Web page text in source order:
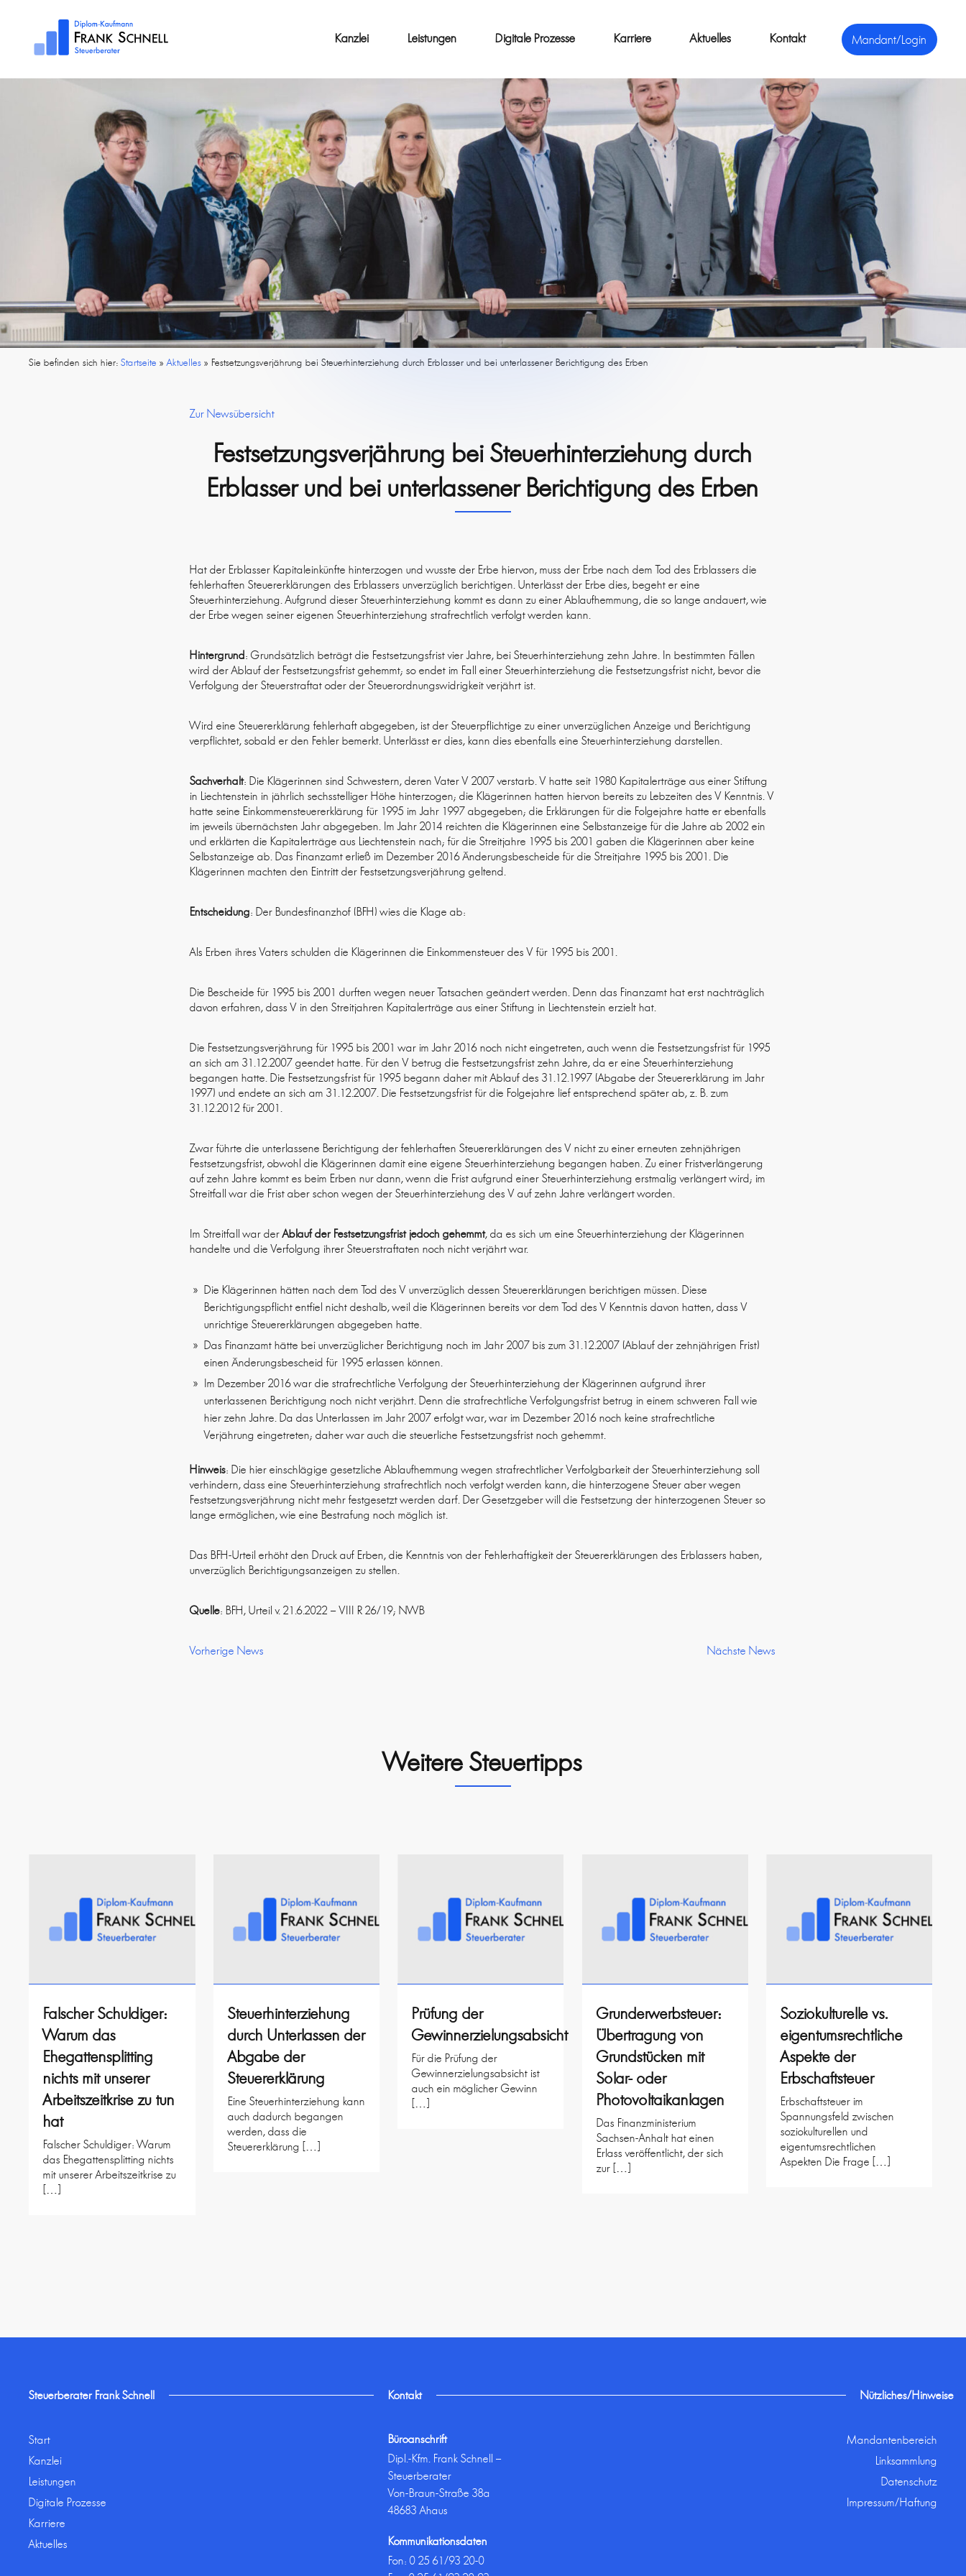
Mandant/Login
Kanzlei Leistungen Digitale Prozesse Karriere Aktuelles Kontakt
Sie befinden sich hier:Startseite »Aktuelles »Festsetzungsverjährung bei Steuerhinterziehung durch Erblasser und bei unterlassener Berichtigung des Erben
Zur Newsübersicht
Festsetzungsverjährung bei Steuerhinterziehung durch
Erblasser und bei unterlassener Berichtigung des Erben
Hat der Erblasser Kapitaleinkünfte hinterzogen und wusste der Erbe hiervon, muss der Erbe nach dem Tod des Erblassers die
fehlerhaften Steuererklärungen des Erblassers unverzüglich berichtigen. Unterlässt der Erbe dies, begeht er eine
Steuerhinterziehung. Aufgrund dieser Steuerhinterziehung kommt es dann zu einer Ablaufhemmung, die so lange andauert, wie
der Erbe wegen seiner eigenen Steuerhinterziehung strafrechtlich verfolgt werden kann.
Hintergrund: Grundsätzlich beträgt die Festsetzungsfrist vier Jahre, bei Steuerhinterziehung zehn Jahre. In bestimmten Fällen
wird der Ablauf der Festsetzungsfrist gehemmt; so endet im Fall einer Steuerhinterziehung die Festsetzungsfrist nicht, bevor die
Verfolgung der Steuerstraftat oder der Steuerordnungswidrigkeit verjährt ist.
Wird eine Steuererklärung fehlerhaft abgegeben, ist der Steuerpflichtige zu einer unverzüglichen Anzeige und Berichtigung
verpflichtet, sobald er den Fehler bemerkt. Unterlässt er dies, kann dies ebenfalls eine Steuerhinterziehung darstellen.
Sachverhalt: Die Klägerinnen sind Schwestern, deren Vater V 2007 verstarb. V hatte seit 1980 Kapitalerträge aus einer Stiftung
in Liechtenstein in jährlich sechsstelliger Höhe hinterzogen; die Klägerinnen hatten hiervon bereits zu Lebzeiten des V Kenntnis. V
hatte seine Einkommensteuererklärung für 1995 im Jahr 1997 abgegeben; die Erklärungen für die Folgejahre hatte er ebenfalls
im jeweils übernächsten Jahr abgegeben. Im Jahr 2014 reichten die Klägerinnen eine Selbstanzeige für die Jahre ab 2002 ein
und erklärten die Kapitalerträge aus Liechtenstein nach; für die Streitjahre 1995 bis 2001 gaben die Klägerinnen aber keine
Selbstanzeige ab. Das Finanzamt erließ im Dezember 2016 Änderungsbescheide für die Streitjahre 1995 bis 2001. Die
Klägerinnen machten den Eintritt der Festsetzungsverjährung geltend.
Entscheidung: Der Bundesfinanzhof (BFH) wies die Klage ab:
Als Erben ihres Vaters schulden die Klägerinnen die Einkommensteuer des V für 1995 bis 2001.
Die Bescheide für 1995 bis 2001 durften wegen neuer Tatsachen geändert werden. Denn das Finanzamt hat erst nachträglich
davon erfahren, dass V in den Streitjahren Kapitalerträge aus einer Stiftung in Liechtenstein erzielt hat.
Die Festsetzungsverjährung für 1995 bis 2001 war im Jahr 2016 noch nicht eingetreten, auch wenn die Festsetzungsfrist für 1995
an sich am 31.12.2007 geendet hatte. Für den V betrug die Festsetzungsfrist zehn Jahre, da er eine Steuerhinterziehung
begangen hatte. Die Festsetzungsfrist für 1995 begann daher mit Ablauf des 31.12.1997 (Abgabe der Steuererklärung im Jahr
1997) und endete an sich am 31.12.2007. Die Festsetzungsfrist für die Folgejahre lief entsprechend später ab, z. B. zum
31.12.2012 für 2001.
Zwar führte die unterlassene Berichtigung der fehlerhaften Steuererklärungen des V nicht zu einer erneuten zehnjährigen
Festsetzungsfrist, obwohl die Klägerinnen damit eine eigene Steuerhinterziehung begangen haben. Zu einer Fristverlängerung
auf zehn Jahre kommt es beim Erben nur dann, wenn die Frist aufgrund einer Steuerhinterziehung erstmalig verlängert wird; im
Streitfall war die Frist aber schon wegen der Steuerhinterziehung des V auf zehn Jahre verlängert worden.
Im Streitfall war derAblauf der Festsetzungsfrist jedoch gehemmt, da es sich um eine Steuerhinterziehung der Klägerinnen
handelte und die Verfolgung ihrer Steuerstraftaten noch nicht verjährt war.
Die Klägerinnen hätten nach dem Tod des V unverzüglich dessen Steuererklärungen berichtigen müssen. Diese
Berichtigungspflicht entfiel nicht deshalb, weil die Klägerinnen bereits vor dem Tod des V Kenntnis davon hatten, dass V
unrichtige Steuererklärungen abgegeben hatte.
Das Finanzamt hätte bei unverzüglicher Berichtigung noch im Jahr 2007 bis zum 31.12.2007 (Ablauf der zehnjährigen Frist)
einen Änderungsbescheid für 1995 erlassen können.
Im Dezember 2016 war die strafrechtliche Verfolgung der Steuerhinterziehung der Klägerinnen aufgrund ihrer
unterlassenen Berichtigung noch nicht verjährt. Denn die strafrechtliche Verfolgungsfrist betrug in einem schweren Fall wie
hier zehn Jahre. Da das Unterlassen im Jahr 2007 erfolgt war, war im Dezember 2016 noch keine strafrechtliche
Verjährung eingetreten; daher war auch die steuerliche Festsetzungsfrist noch gehemmt.
Hinweis: Die hier einschlägige gesetzliche Ablaufhemmung wegen strafrechtlicher Verfolgbarkeit der Steuerhinterziehung soll
verhindern, dass eine Steuerhinterziehung strafrechtlich noch verfolgt werden kann, die hinterzogene Steuer aber wegen
Festsetzungsverjährung nicht mehr festgesetzt werden darf. Der Gesetzgeber will die Festsetzung der hinterzogenen Steuer so
lange ermöglichen, wie eine Bestrafung noch möglich ist.
Das BFH-Urteil erhöht den Druck auf Erben, die Kenntnis von der Fehlerhaftigkeit der Steuererklärungen des Erblassers haben,
unverzüglich Berichtigungsanzeigen zu stellen.
Quelle: BFH, Urteil v. 21.6.2022 – VIII R 26/19; NWB
Vorherige News Nächste News
Weitere Steuertipps
Falscher Schuldiger:
Warum das
Ehegattensplitting
nichts mit unserer
Arbeitszeitkrise zu tun
hat
Falscher Schuldiger: Warum
das Ehegattensplitting nichts
mit unserer Arbeitszeitkrise zu
[…]
Steuerhinterziehung
durch Unterlassen der
Abgabe der
Steuererklärung
Eine Steuerhinterziehung kann
auch dadurch begangen
werden, dass die
Steuererklärung […]
Prüfung der
Gewinnerzielungsabsicht
Für die Prüfung der
Gewinnerzielungsabsicht ist
auch ein möglicher Gewinn
[…]
Grunderwerbsteuer:
Übertragung von
Grundstücken mit
Solar- oder
Photovoltaikanlagen
Das Finanzministerium
Sachsen-Anhalt hat einen
Erlass veröffentlicht, der sich
zur […]
Soziokulturelle vs.
eigentumsrechtliche
Aspekte der
Erbschaftsteuer
Erbschaftsteuer im
Spannungsfeld zwischen
soziokulturellen und
eigentumsrechtlichen
Aspekten Die Frage […]
Steuerberater Frank Schnell
Start
Kanzlei
Leistungen
Digitale Prozesse
Karriere
Aktuelles
Kontakt
Büroanschrift
Dipl.-Kfm. Frank Schnell –
Steuerberater
Von-Braun-Straße 38a
48683 Ahaus
Kommunikationsdaten
Fon:0 25 61/93 20-0
Nützliches/Hinweise
Mandantenbereich
Linksammlung
Datenschutz
Impressum/Haftung